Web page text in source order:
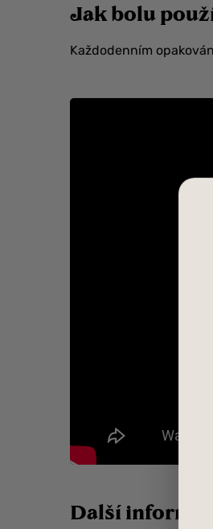
Jak bolu
Každodenním
Další